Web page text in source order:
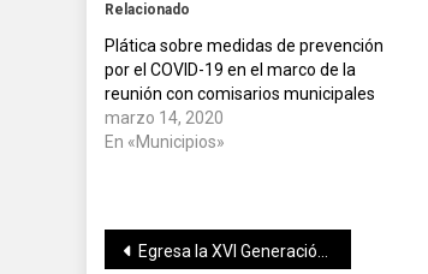
Relacionado
Plática sobre medidas de prevención
por el COVID-19 en el marco de la
reunión con comisarios municipales
marzo 14, 2020
En «Municipios»
Navegación
Egresa la XVI Generación del Instituto Tecnológico Superior Progreso